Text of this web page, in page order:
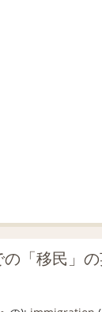
「移民」